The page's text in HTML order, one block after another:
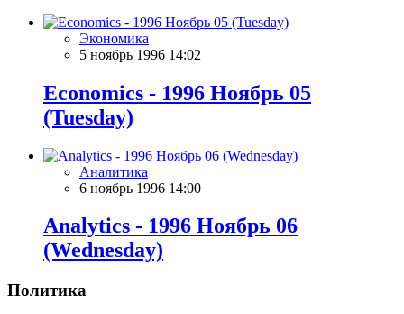
Экономика
5 ноябрь 1996 14:02
Economics - 1996 Ноябрь 05
(Tuesday)
Аналитика
6 ноябрь 1996 14:00
Analytics - 1996 Ноябрь 06
(Wednesday)
Политика